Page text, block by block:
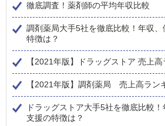
徹底調査！薬剤師の平均年収比較
調剤薬局大手5社を徹底比較！年収
特徴は？
【2021年版】ドラッグストア 売上
【2021年版】調剤薬局 売上高ラン
ドラッグストア大手5社を徹底比較
支援の特徴は？